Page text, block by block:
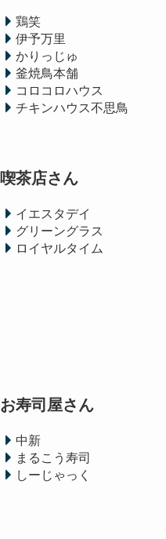
鶏笑
伊予万里
かりっじゅ
釜焼鳥本舗
コロコロハウス
チキンハウス不思鳥
喫茶店さん
イエスタデイ
グリーングラス
ロイヤルタイム
お寿司屋さん
中新
まるこう寿司
しーじゃっく